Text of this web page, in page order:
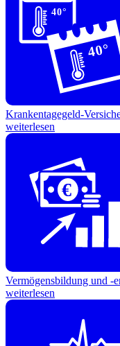
40°
40°
Krankentagegeld-
weiterlesen
€
Vermögensbildung und -
weiterlesen